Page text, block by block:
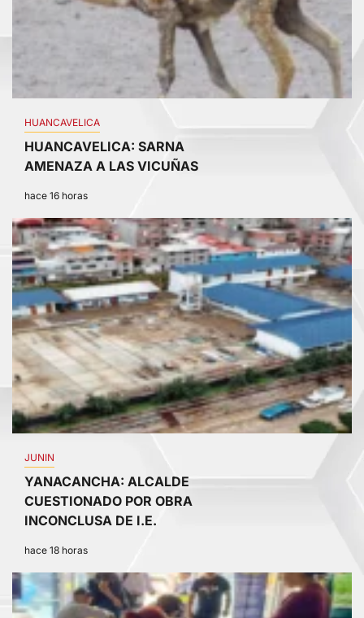
HUANCAVELICA
HUANCAVELICA: SARNA
AMENAZA A LAS VICUÑAS
hace 16 horas
2
JUNIN
YANACANCHA: ALCALDE
CUESTIONADO POR OBRA
INCONCLUSA DE I.E.
hace 18 horas
3